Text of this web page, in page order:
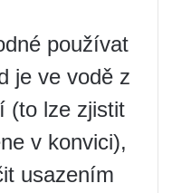
používat
je ve vodě z
(to lze zjistit
v konvici),
usazením